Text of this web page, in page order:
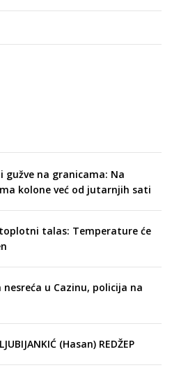
gužve na granicama: Na
kolone već od jutarnjih sati
talas: Temperature će
u Cazinu, policija na
(Hasan) REDŽEP